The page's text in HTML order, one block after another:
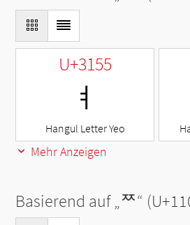
U+3155
ㅕ
Hangul Letter Yeo
Mehr Anzeigen
Basierend auf „ᄍ“